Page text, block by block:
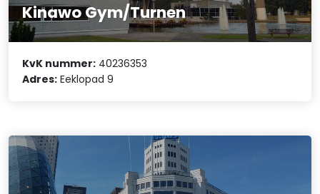
Kinawo Gym/Turnen
KvK nummer: 40236353
Adres: Eeklopad 9